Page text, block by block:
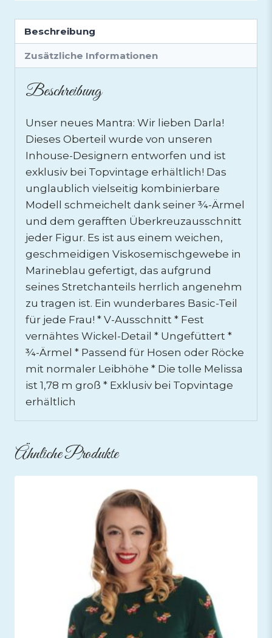
Beschreibung
Zusätzliche Informationen
Beschreibung
Unser neues Mantra: Wir lieben Darla!
Dieses Oberteil wurde von unseren
Inhouse-Designern entworfen und ist
exklusiv bei Topvintage erhältlich! Das
unglaublich vielseitig kombinierbare
Modell schmeichelt dank seiner ¾-Ärmel
und dem gerafften Überkreuzausschnitt
jeder Figur. Es ist aus einem weichen,
geschmeidigen Viskosemischgewebe in
Marineblau gefertigt, das aufgrund
seines Stretchanteils herrlich angenehm
zu tragen ist. Ein wunderbares Basic-Teil
für jede Frau! * V-Ausschnitt * Fest
vernähtes Wickel-Detail * Ungefüttert *
¾-Ärmel * Passend für Hosen oder Röcke
mit normaler Leibhöhe * Die tolle Melissa
ist 1,78 m groß * Exklusiv bei Topvintage
erhältlich
Ähnliche Produkte